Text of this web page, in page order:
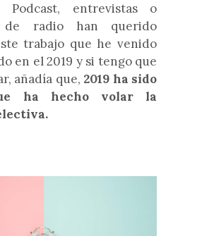
Podcast, entrevistas o
de radio han querido
trabajo que he venido
en el 2019 y si tengo que
añadía que, 2019 ha sido
ha hecho volar la